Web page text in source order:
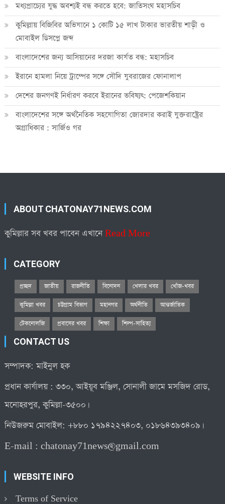
মধ্যপ্রাচ্যের যুদ্ধ অবশ্যই বন্ধ করতে হবে: জাতিসংঘ মহাসচিব
কুমিল্লায় বিজিবির অভিযানে ১ কোটি ১৫ লাখ টাকার ভারতীয় শাড়ী ও
মোবাইল ডিসপ্লে জব্দ
বাংলাদেশের জন্য আসিয়ানের দরজা কার্যত বন্ধ: মহাসচিব
ইরানে হামলা নিয়ে ট্রাম্পের সঙ্গে সৌদি যুবরাজের ফোনালাপ
দেশের জনগণই নির্ধারণ করবে ইরানের ভবিষ্যৎ: পেজেশকিয়ান
বাংলাদেশের সঙ্গে অর্থনৈতিক সহযোগিতা জোরদার করাই যুক্তরাষ্ট্রের
অগ্রাধিকার : সার্জিও গর
ABOUT CHATONAY71NEWS.COM
কুমিল্লার সব খবর পাবেন এখানেRead More
CATEGORY
প্রচ্ছদ জাতীয় রাজনীতি বিনোদন খেলার খবর খোঁজ-খবর
কুমিল্লা খবর চট্টগ্রাম বিভাগ মহানগর অর্থনীতি আন্তর্জাতিক
টেকনোলজি প্রবাসের খবর শিক্ষা শিল্প-সাহিত্য
CONTACT US
সম্পাদক: মাইনুল হক
প্রধান কার্যালয় : ৩৩০, আইয়ূব মঞ্জিল, সোনালী জামে মসজিদ রোড,
মনোহরপুর, কুমিল্লা-৩৫০০।
নিউজরুম মোবাইল: +৮৮০ ১৭৯৪২২৭৪০৩, ০১৮৬৪৩৯৩৪০৯।
E-mail :chatonay71news@gmail.com
WEBSITE INFO
Terms of Service